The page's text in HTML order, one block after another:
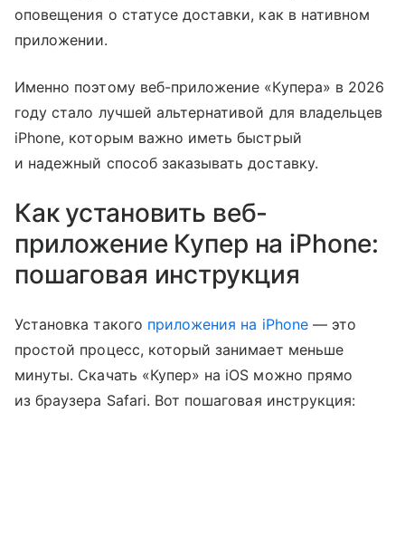
оповещения о статусе доставки, как в нативном
приложении.
Именно поэтому веб-приложение «Купера» в 2026
году стало лучшей альтернативой для владельцев
iPhone, которым важно иметь быстрый
и надежный способ заказывать доставку.
Как установить веб-
приложение Купер на iPhone:
пошаговая инструкция
Установка такого приложения на iPhone— это
простой процесс, который занимает меньше
минуты. Скачать «Купер» на iOS можно прямо
из браузера Safari. Вот пошаговая инструкция: